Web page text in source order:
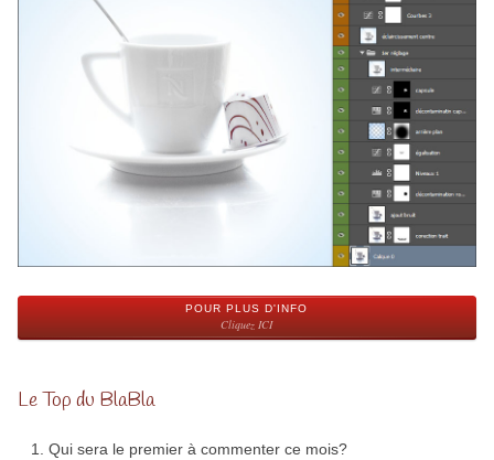
POUR PLUS D'INFO
Cliquez ICI
Le Top du BlaBla
Qui sera le premier à commenter ce mois?